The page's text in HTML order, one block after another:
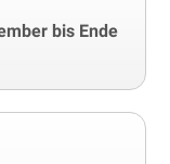
bis Ende